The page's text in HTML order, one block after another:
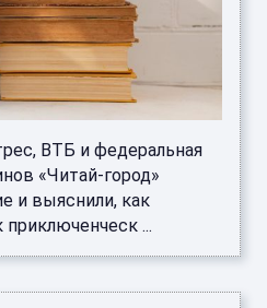
ВТБ и федеральная
«Читай-город»
и выяснили, как
приключенческ ...